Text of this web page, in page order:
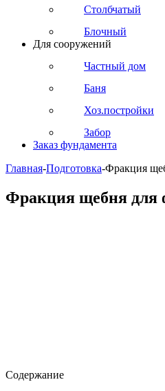
Столбчатый
Блочный
Для сооружений
Частный дом
Баня
Хоз.постройки
Забор
Заказ фундамента
Главная-Подготовка-Фракция
Фракция щебня для
Содержание